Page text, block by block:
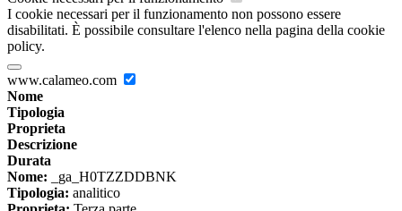
I cookie necessari per il funzionamento non possono essere
disabilitati. È possibile consultare l'elenco nella pagina della cookie
policy.
www.calameo.com
Nome
Tipologia
Proprieta
Descrizione
Durata
Nome: _ga_H0TZZDDBNK
Tipologia: analitico